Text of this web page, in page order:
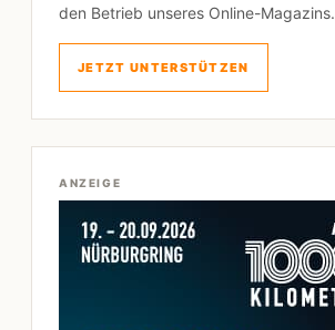
den Betrieb unseres Online-Magazins.
JETZT UNTERSTÜTZEN
ANZEIGE